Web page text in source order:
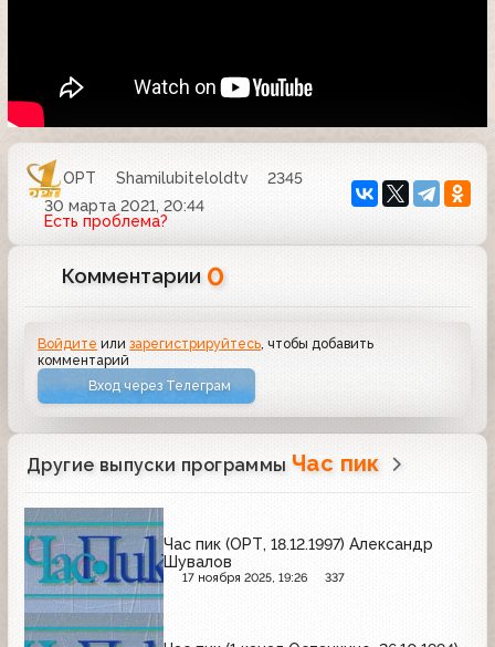
ОРТ Shamilubiteloldtv
2345
30 марта 2021, 20:44
Есть проблема?
Комментарии 0
Войдите илизарегистрируйтесь , чтобы добавить
комментарий
Вход через Телеграм
Другие выпуски программы Час пик
Час пик (ОРТ, 18.12.1997) Александр
Шувалов
17 ноября 2025, 19:26 337